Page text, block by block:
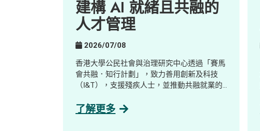
建構 AI 就緒且共融的
人才管理
2026/07/08
香港大學公民社會與治理研究中心透過「賽馬
會共融．知行計劃」，致力善用創新及科技
（I&T），支援殘疾人士，並推動共融就業的
案公司GreenTomato合作，舉辦了一場工作體
了解更多